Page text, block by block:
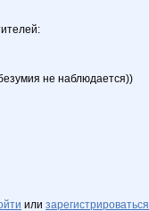
не наблюдается))
или зарегистрироваться